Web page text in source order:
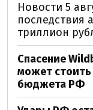
Новости 5
последствия
триллион
Спасение
может
бюджета РФ